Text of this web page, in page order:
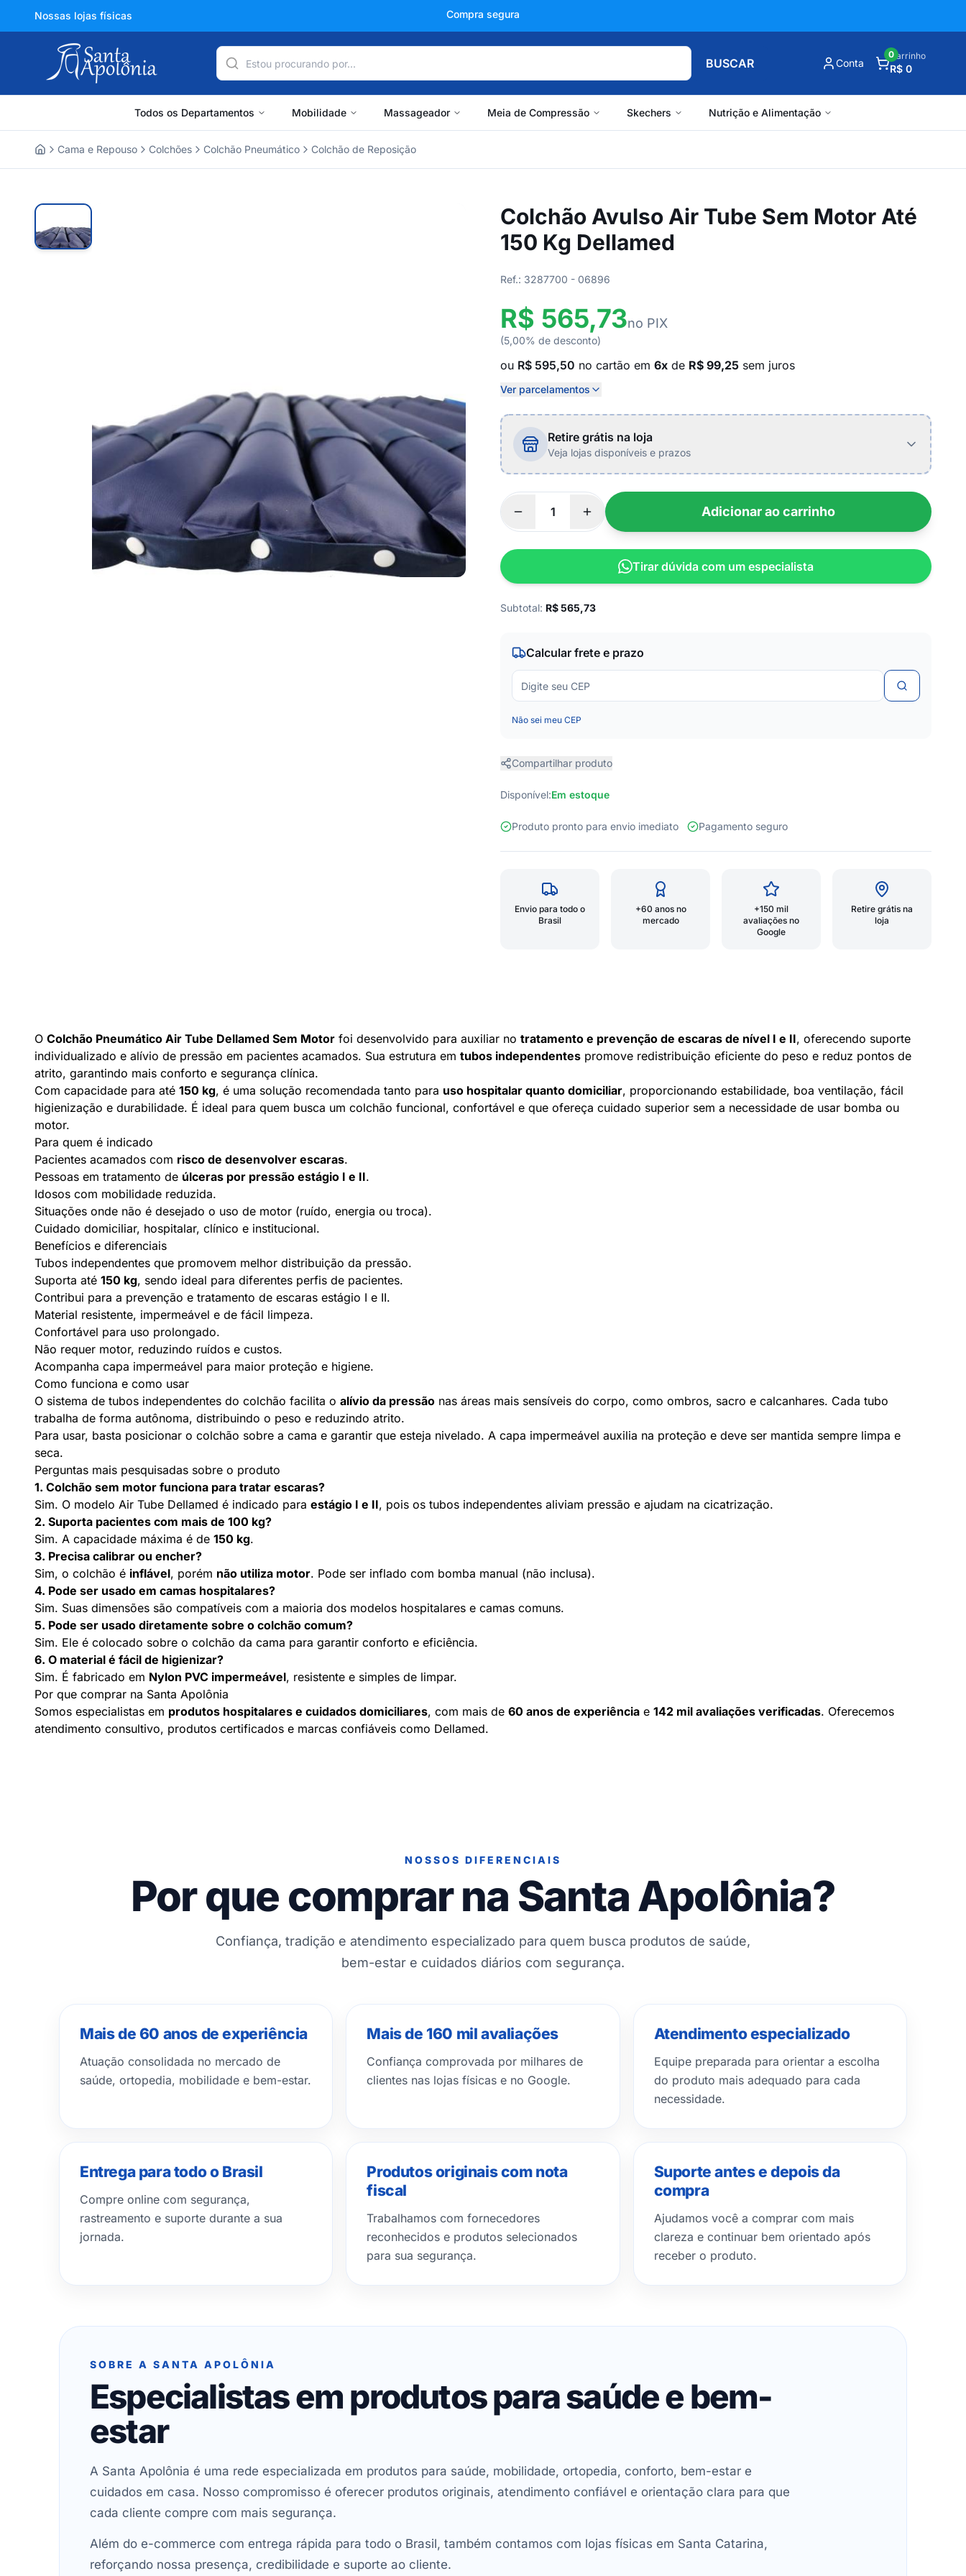
Nossas lojas físicas +150 mil avaliações
BUSCAR Conta
Carrinho
R$ 0
0
Todos os Departamentos Mobilidade Massageador Meia de Compressão Skechers Nutrição e Alimentação
Cama e Repouso Colchões Colchão Pneumático Colchão de Reposição
Colchão Avulso Air Tube Sem Motor Até
150 Kg Dellamed
Ref.: 3287700 - 06896
R$ 565,73no PIX
(5,00% de desconto)
ou R$ 595,50 no cartão em 6x de R$ 99,25 sem juros
Ver parcelamentos
Retire grátis na loja
Veja lojas disponíveis e prazos
Adicionar ao carrinho
Tirar dúvida com um especialista
Subtotal: R$565,73
Calcular frete e prazo
Não sei meu CEP
Compartilhar produto
Disponível:Em estoque
Produto pronto para envio imediato Pagamento seguro
Envio para todo o
Brasil
+60 anos no
mercado
+150 mil
avaliações no
Google
Retire grátis na
loja
O Colchão Pneumático Air Tube Dellamed Sem Motor foi desenvolvido para auxiliar no tratamento e prevenção de escaras de nível I e II, oferecendo suporte
individualizado e alívio de pressão em pacientes acamados. Sua estrutura em tubos independentes promove redistribuição eficiente do peso e reduz pontos de
atrito, garantindo mais conforto e segurança clínica.
Com capacidade para até 150 kg, é uma solução recomendada tanto para uso hospitalar quanto domiciliar, proporcionando estabilidade, boa ventilação, fácil
higienização e durabilidade. É ideal para quem busca um colchão funcional, confortável e que ofereça cuidado superior sem a necessidade de usar bomba ou
motor.
Para quem é indicado
Pacientes acamados com risco de desenvolver escaras.
Pessoas em tratamento de úlceras por pressão estágio I e II.
Idosos com mobilidade reduzida.
Situações onde não é desejado o uso de motor (ruído, energia ou troca).
Cuidado domiciliar, hospitalar, clínico e institucional.
Benefícios e diferenciais
Tubos independentes que promovem melhor distribuição da pressão.
Suporta até 150 kg, sendo ideal para diferentes perfis de pacientes.
Contribui para a prevenção e tratamento de escaras estágio I e II.
Material resistente, impermeável e de fácil limpeza.
Confortável para uso prolongado.
Não requer motor, reduzindo ruídos e custos.
Acompanha capa impermeável para maior proteção e higiene.
Como funciona e como usar
O sistema de tubos independentes do colchão facilita o alívio da pressão nas áreas mais sensíveis do corpo, como ombros, sacro e calcanhares. Cada tubo
trabalha de forma autônoma, distribuindo o peso e reduzindo atrito.
Para usar, basta posicionar o colchão sobre a cama e garantir que esteja nivelado. A capa impermeável auxilia na proteção e deve ser mantida sempre limpa e
seca.
Perguntas mais pesquisadas sobre o produto
1. Colchão sem motor funciona para tratar escaras?
Sim. O modelo Air Tube Dellamed é indicado para estágio I e II, pois os tubos independentes aliviam pressão e ajudam na cicatrização.
2. Suporta pacientes com mais de 100 kg?
Sim. A capacidade máxima é de 150 kg.
3. Precisa calibrar ou encher?
Sim, o colchão é inflável, porém não utiliza motor. Pode ser inflado com bomba manual (não inclusa).
4. Pode ser usado em camas hospitalares?
Sim. Suas dimensões são compatíveis com a maioria dos modelos hospitalares e camas comuns.
5. Pode ser usado diretamente sobre o colchão comum?
Sim. Ele é colocado sobre o colchão da cama para garantir conforto e eficiência.
6. O material é fácil de higienizar?
Sim. É fabricado em Nylon PVC impermeável, resistente e simples de limpar.
Por que comprar na Santa Apolônia
Somos especialistas em produtos hospitalares e cuidados domiciliares, com mais de 60 anos de experiência e 142 mil avaliações verificadas. Oferecemos
atendimento consultivo, produtos certificados e marcas confiáveis como Dellamed.
NOSSOS DIFERENCIAIS
Por que comprar na Santa Apolônia?
Confiança, tradição e atendimento especializado para quem busca produtos de saúde,
bem-estar e cuidados diários com segurança.
Mais de 60 anos de experiência
Atuação consolidada no mercado de
saúde, ortopedia, mobilidade e bem-estar.
Mais de 160 mil avaliações
Confiança comprovada por milhares de
clientes nas lojas físicas e no Google.
Atendimento especializado
Equipe preparada para orientar a escolha
do produto mais adequado para cada
necessidade.
Entrega para todo o Brasil
Compre online com segurança,
rastreamento e suporte durante a sua
jornada.
Produtos originais com nota
fiscal
Trabalhamos com fornecedores
reconhecidos e produtos selecionados
para sua segurança.
Suporte antes e depois da
compra
Ajudamos você a comprar com mais
clareza e continuar bem orientado após
receber o produto.
SOBRE A SANTA APOLÔNIA
Especialistas em produtos para saúde e bem-
estar
A Santa Apolônia é uma rede especializada em produtos para saúde, mobilidade, ortopedia, conforto, bem-estar e
cuidados em casa. Nosso compromisso é oferecer produtos originais, atendimento confiável e orientação clara para que
cada cliente compre com mais segurança.
Além do e-commerce com entrega rápida para todo o Brasil, também contamos com lojas físicas em Santa Catarina,
reforçando nossa presença, credibilidade e suporte ao cliente.